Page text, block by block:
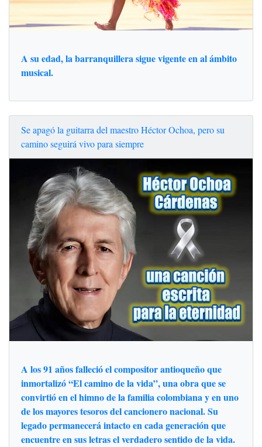
A su edad, la barranquillera sigue vigente en al ámbito
musical.
Se apagó la guitarra del maestro Héctor Ochoa, pero su
camino seguirá vivo para siempre
A los 91 años falleció el compositor antioqueño que
inmortalizó “El camino de la vida”, una obra que se
convirtió en el himno de la familia colombiana y en uno
de los mayores tesoros del cancionero nacional. Su
legado permanecerá intacto en cada generación que
encuentre en sus letras el verdadero sentido de la vida.